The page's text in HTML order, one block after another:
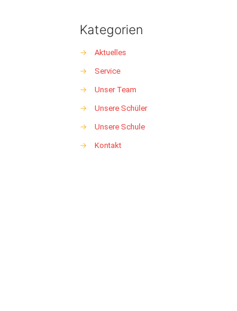
Kategorien
→ Aktuelles
→ Service
→ Unser Team
→ Unsere Schüler
→ Unsere Schule
→ Kontakt